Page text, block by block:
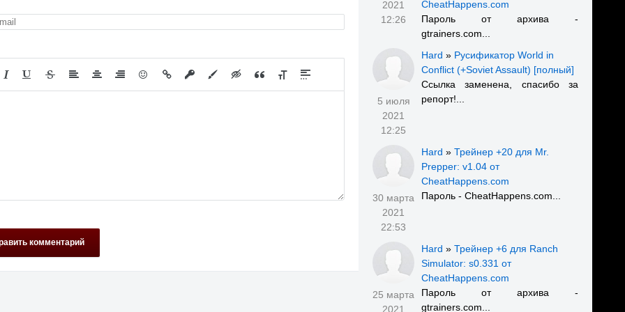
комментарий
2021
12:26
CheatHappens.com
Пароль от архива -
gtrainers.com...
5 июля
2021
12:25
Hard » Русификатор World in
Conflict (+Soviet Assault) [полный]
Ссылка заменена, спасибо за
репорт!...
30 марта
2021
22:53
Hard » Трейнер +20 для Mr.
Prepper: v1.04 от
CheatHappens.com
Пароль - CheatHappens.com...
25 марта
2021
Hard » Трейнер +6 для Ranch
Simulator: s0.331 от
CheatHappens.com
Пароль от архива -
gtrainers.com...